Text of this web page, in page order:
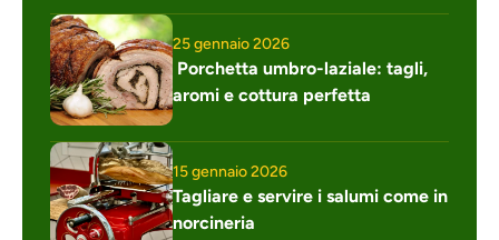
25 gennaio 2026
aromi e cottura perfetta
15 gennaio 2026
Tagliare e servire i salumi come in
norcineria